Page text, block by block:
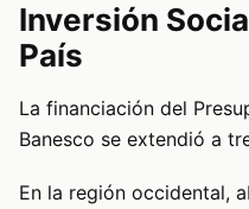
Inversión
País
La financiación del
Banesco se extendió a
En la región occidental,